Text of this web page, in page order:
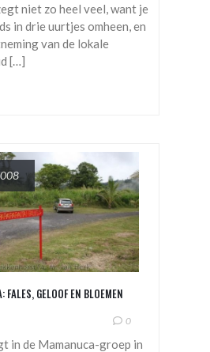
niet zo heel veel, want je
in drie uurtjes omheen, en
van de lokale
[…]
GELOOF EN BLOEMEN
0
in de Mamanuca-groep in